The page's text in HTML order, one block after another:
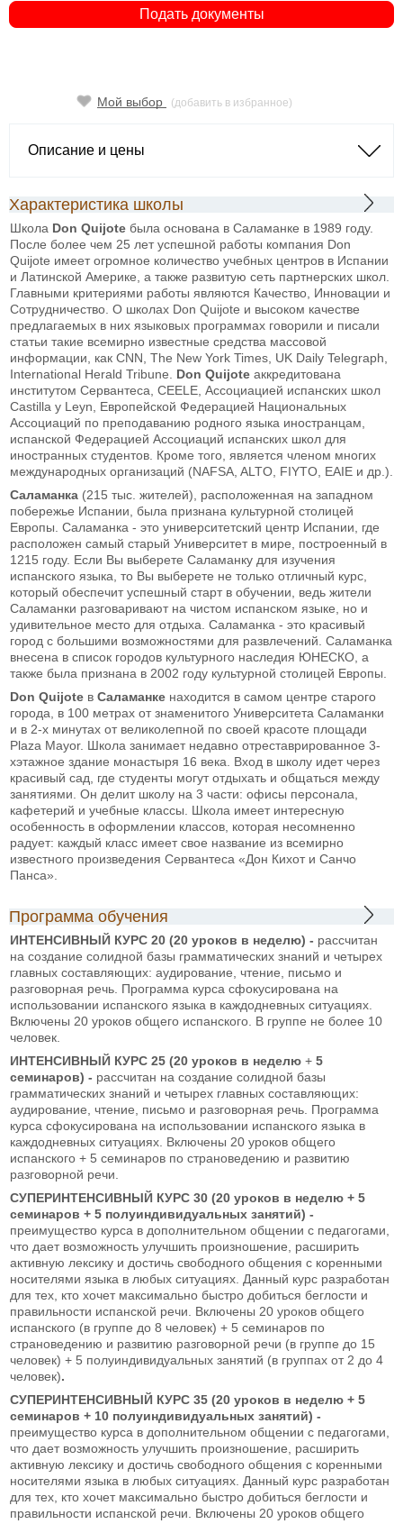
Подать документы
Мой выбор (добавить в избранное)
Описание и цены
Характеристика школы
Школа Don Quijote была основана в Саламанке в 1989 году.
После более чем 25 лет успешной работы компания Don
Quijote имеет огромное количество учебных центров в Испании
и Латинской Америке, а также развитую сеть партнерских школ.
Главными критериями работы являются Качество, Инновации и
Сотрудничество. О школах Don Quijote и высоком качестве
предлагаемых в них языковых программах говорили и писали
статьи такие всемирно известные средства массовой
информации, как CNN, The New York Times, UK Daily Telegraph,
International Herald Tribune. Don Quijote аккредитована
институтом Сервантеса, CEELE, Ассоциацией испанских школ
Castilla y Leyn, Европейской Федерацией Национальных
Ассоциаций по преподаванию родного языка иностранцам,
испанской Федерацией Ассоциаций испанских школ для
иностранных студентов. Кроме того, является членом многих
международных организаций (NAFSA, ALTO, FIYTO, EAIE и др.).
Саламанка (215 тыс. жителей), расположенная на западном
побережье Испании, была признана культурной столицей
Европы. Саламанка - это университетский центр Испании, где
расположен самый старый Университет в мире, построенный в
1215 году. Если Вы выберете Саламанку для изучения
испанского языка, то Вы выберете не только отличный курс,
который обеспечит успешный старт в обучении, ведь жители
Саламанки разговаривают на чистом испанском языке, но и
удивительное место для отдыха. Саламанка - это красивый
город с большими возможностями для развлечений. Саламанка
внесена в список городов культурного наследия ЮНЕСКО, а
также была признана в 2002 году культурной столицей Европы.
Don Quijote в Саламанке находится в самом центре старого
города, в 100 метрах от знаменитого Университета Саламанки
и в 2-х минутах от великолепной по своей красоте площади
Plaza Mayor. Школа занимает недавно отреставрированное 3-
хэтажное здание монастыря 16 века. Вход в школу идет через
красивый сад, где студенты могут отдыхать и общаться между
занятиями. Он делит школу на 3 части: офисы персонала,
кафетерий и учебные классы. Школа имеет интересную
особенность в оформлении классов, которая несомненно
радует: каждый класс имеет свое название из всемирно
известного произведения Сервантеса «Дон Кихот и Санчо
Панса».
Программа обучения
ИНТЕНСИВНЫЙ КУРС 20 (20 уроков в неделю) - рассчитан
на создание солидной базы грамматических знаний и четырех
главных составляющих: аудирование, чтение, письмо и
разговорная речь. Программа курса сфокусирована на
использовании испанского языка в каждодневных ситуациях.
Включены 20 уроков общего испанского. В группе не более 10
человек.
ИНТЕНСИВНЫЙ КУРС 25 (20 уроков в неделю + 5
семинаров) - рассчитан на создание солидной базы
грамматических знаний и четырех главных составляющих:
аудирование, чтение, письмо и разговорная речь. Программа
курса сфокусирована на использовании испанского языка в
каждодневных ситуациях. Включены 20 уроков общего
испанского + 5 семинаров по страноведению и развитию
разговорной речи.
СУПЕРИНТЕНСИВНЫЙ КУРС 30 (20 уроков в неделю + 5
семинаров + 5 полуиндивидуальных занятий) -
преимущество курса в дополнительном общении с педагогами,
что дает возможность улучшить произношение, расширить
активную лексику и достичь свободного общения с коренными
носителями языка в любых ситуациях. Данный курс разработан
для тех, кто хочет максимально быстро добиться беглости и
правильности испанской речи.
Включены 20 уроков общего
испанского (в группе до 8 человек) + 5 семинаров по
страноведению и развитию разговорной речи (в группе до 15
человек) + 5 полуиндивидуальных занятий (в группах от 2 до 4
человек).
СУПЕРИНТЕНСИВНЫЙ КУРС 35 (20 уроков в неделю + 5
семинаров + 10 полуиндивидуальных занятий) -
преимущество курса в дополнительном общении с педагогами,
что дает возможность улучшить произношение, расширить
активную лексику и достичь свободного общения с коренными
носителями языка в любых ситуациях. Данный курс разработан
для тех, кто хочет максимально быстро добиться беглости и
правильности испанской речи.
Включены 20 уроков общего